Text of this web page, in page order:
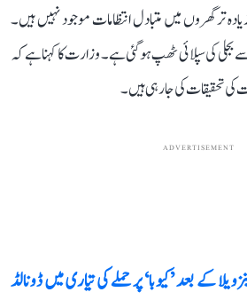
تر گھروں میں متبادل انتظامات موجود نہیں ہیں۔
بجلی کی سپلائی ٹھپ ہو گئی ہے۔ وزارت کا کہنا ہے کہ
تحقیقات کی جا رہی ہیں۔
ADVERTISEMENT
کے بعد ’کیوبا‘ پر حملے کی تیاری میں ڈونالڈ